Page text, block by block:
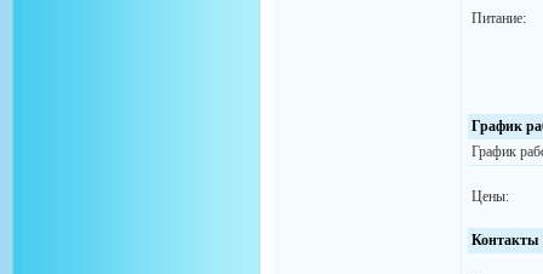
Питание:
График
График
Цены:
Контакты